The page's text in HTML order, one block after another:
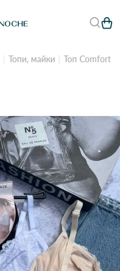
Топи, майки Топ Comfort